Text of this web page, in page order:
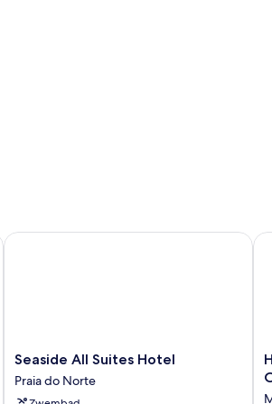
Seaside
All
Suites
Seaside All Suites Hotel
Praia do Norte
Seaside All Suites Hotel